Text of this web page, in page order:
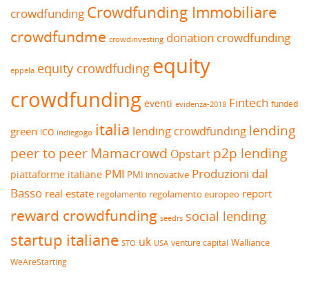
crowdfunding Crowdfunding Immobiliare
crowdfundme crowdinvesting donation crowdfunding
eppela equity crowdfuding equity
crowdfunding eventi evidenza-2018 Fintech funded
green ICO indiegogo italia lending crowdfunding lending
peer to peerMamacrowd Opstart p2p lending
piattaforme italiane PMI PMI innovative Produzioni dal
Basso real estate regolamento regolamento europeo report
reward crowdfunding seedrs social lending
startup italiane STO uk USA venture capital Walliance
WeAreStarting